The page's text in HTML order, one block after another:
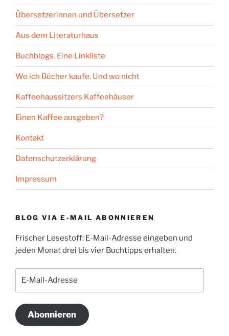
Übersetzerinnen und Übersetzer
Aus dem Literaturhaus
Buchblogs. Eine Linkliste
Wo ich Bücher kaufe. Und wo nicht
Kaffeehaussitzers Kaffeehäuser
Einen Kaffee ausgeben?
Kontakt
Datenschutzerklärung
Impressum
BLOG VIA E-MAIL ABONNIEREN
Frischer Lesestoff: E-Mail-Adresse eingeben und
jeden Monat drei bis vier Buchtipps erhalten.
Abonnieren